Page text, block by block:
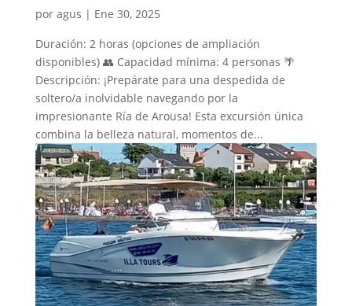
por agus | Ene 30, 2025
Duración: 2 horas (opciones de ampliación
disponibles) 👥 Capacidad mínima: 4 personas 🌴
Descripción: ¡Prepárate para una despedida de
soltero/a inolvidable navegando por la
impresionante Ría de Arousa! Esta excursión única
combina la belleza natural, momentos de...